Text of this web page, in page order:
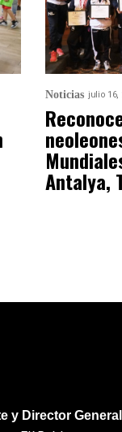
Noticias julio 16,
Antalya,
y Director General